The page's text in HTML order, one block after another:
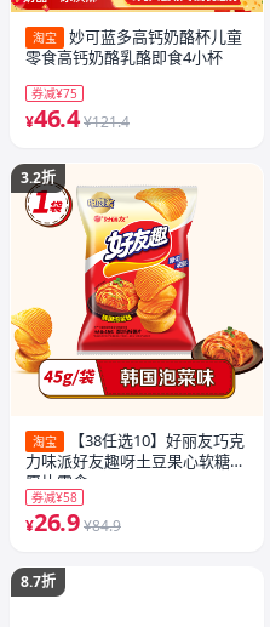
淘宝
妙可蓝多高钙奶酪杯儿童
零食高钙奶酪乳酪即食4小杯
券减¥75
¥46.4 ¥121.4
3.2折
淘宝
【38任选10】好丽友巧克
力味派好友趣呀土豆果心软糖薯
愿片零食
券减¥58
¥26.9 ¥84.9
8.7折